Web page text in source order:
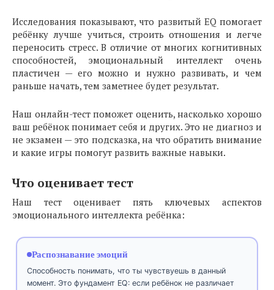
Исследования показывают, что развитый EQ помогает
ребёнку лучше учиться, строить отношения и легче
переносить стресс. В отличие от многих когнитивных
способностей, эмоциональный интеллект очень
пластичен — его можно и нужно развивать, и чем
раньше начать, тем заметнее будет результат.
Наш онлайн-тест поможет оценить, насколько хорошо
ваш ребёнок понимает себя и других. Это не диагноз и
не экзамен — это подсказка, на что обратить внимание
и какие игры помогут развить важные навыки.
Что оценивает тест
Наш тест оценивает пять ключевых аспектов
эмоционального интеллекта ребёнка:
Распознавание эмоций
Способность понимать, что ты чувствуешь в данный
момент. Это фундамент EQ: если ребёнок не различает